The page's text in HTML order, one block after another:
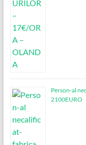
Person-al
2100EURO